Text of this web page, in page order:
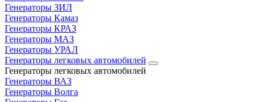
Генераторы ЗИЛ
Генераторы Камаз
Генераторы КРАЗ
Генераторы МАЗ
Генераторы УРАЛ
Генераторы легковых автомобилей
Генераторы легковых автомобилей
Генераторы ВАЗ
Генераторы Волга